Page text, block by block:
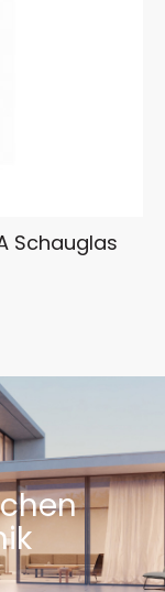
Schauglas